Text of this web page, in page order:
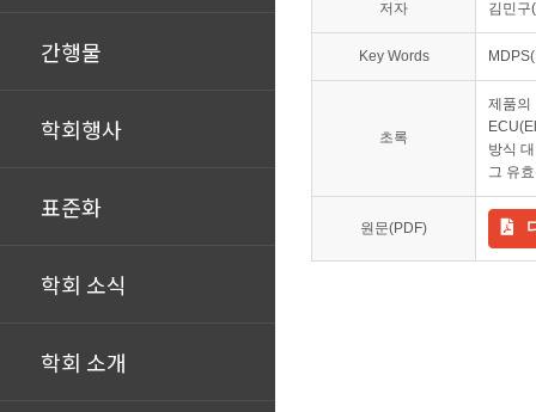
간행물
학회행사
표준화
학회 소식
학회 소개
저자 김민구
Key Words
초록
제품의
방식
그 유
원문(PDF)